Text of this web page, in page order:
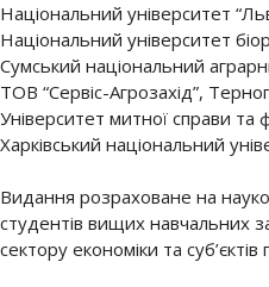
Національний університет
Національний університет
Сумський національний
ТОВ “Сервіс-Агрозахід”,
Університет митної справи та
Харківський національний
Видання розраховане на
студентів вищих навчальних
сектору економіки та